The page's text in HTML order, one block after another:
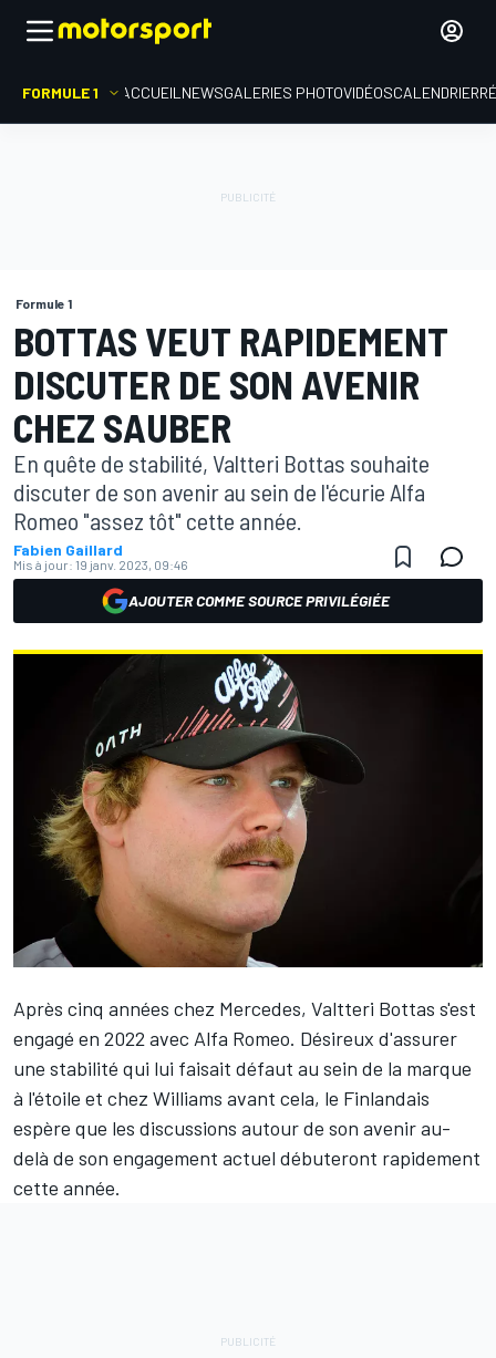
FORMULE 1 ACCUEIL NEWSGALERIES PHOTOVIDÉOSCALENDRIER
Formule 1
BOTTAS VEUT RAPIDEMENT
DISCUTER DE SON AVENIR
CHEZ SAUBER
En quête de stabilité, Valtteri Bottas souhaite
discuter de son avenir au sein de l'écurie Alfa
Romeo "assez tôt" cette année.
Fabien Gaillard
Mis à jour: 19 janv. 2023, 09:46
AJOUTER COMME SOURCE PRIVILÉGIÉE
Après cinq années chez Mercedes, Valtteri Bottas s'est
engagé en 2022 avec Alfa Romeo. Désireux d'assurer
une stabilité qui lui faisait défaut au sein de la marque
à l'étoile et chez Williams avant cela, le Finlandais
espère que les discussions autour de son avenir au-
delà de son engagement actuel débuteront rapidement
cette année.